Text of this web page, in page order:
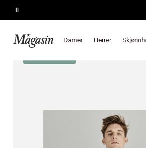
Pause
Damer Herrer
SALGET SLUTTER SNART
Forside